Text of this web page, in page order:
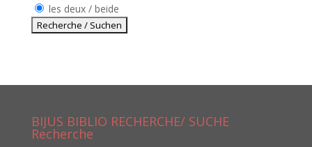
les deux / beide
BIJUS BIBLIO RECHERCHE/ SUCHE
Recherche